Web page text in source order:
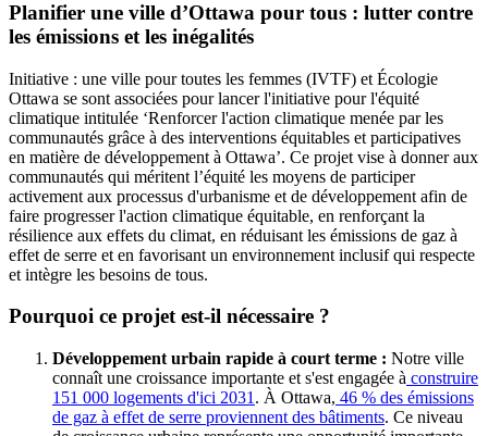
Planifier une ville d’Ottawa pour tous : lutter contre
les émissions et les inégalités
Initiative : une ville pour toutes les femmes (IVTF) et Écologie
Ottawa se sont associées pour lancer l'initiative pour l'équité
climatique intitulée ‘Renforcer l'action climatique menée par les
communautés grâce à des interventions équitables et participatives
en matière de développement à Ottawa’. Ce projet vise à donner aux
communautés qui méritent l’équité les moyens de participer
activement aux processus d'urbanisme et de développement afin de
faire progresser l'action climatique équitable, en renforçant la
résilience aux effets du climat, en réduisant les émissions de gaz à
effet de serre et en favorisant un environnement inclusif qui respecte
et intègre les besoins de tous.
Pourquoi ce projet est-il nécessaire ?
Développement urbain rapide à court terme : Notre ville
connaît une croissance importante et s'est engagée à construire
151 000 logements d'ici 2031 . À Ottawa, 46 % des émissions
de gaz à effet de serre proviennent des bâtiments. Ce niveau